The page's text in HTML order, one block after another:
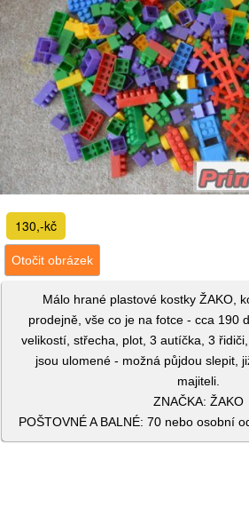
130,-kč
Otočit obrázek
Málo hrané plastové kostky ŽAKO,
prodejně, vše co je na fotce - cca 190
velikostí, střecha, plot, 3 autíčka, 3
jsou ulomené - možná půjdou slepit,
majiteli.
ZNAČKA: ŽAKO
POŠTOVNÉ A BALNÉ: 70 nebo osobní